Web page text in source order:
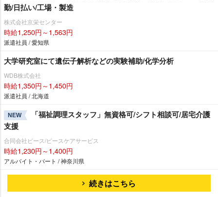
勤/日払い/工場・製造
株式会社京栄センター
時給1,250円～1,563円
派遣社員 / 愛知県
大学研究室にて遺伝子解析などの実験補助/化学分析
WDB株式会社
時給1,350円～1,450円
派遣社員 / 北海道
NEW
「福祉調理スタッフ」無資格可/シフト相談可/居宅介護
支援
合同会社ピース/ピースケアサービス
時給1,230円～1,400円
アルバイト・パート / 神奈川県
続きはこちら